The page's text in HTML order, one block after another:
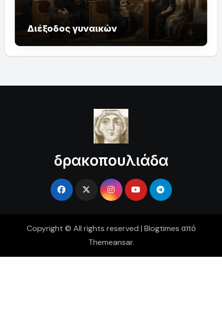
Διέξοδος γυναικών
δρακοπουλιάδα
Copyright © All rights reserved | Blogtimes από
Themeansar.